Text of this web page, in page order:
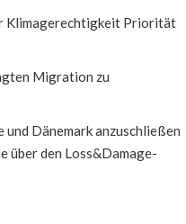
Klimagerechtigkeit Priorität
Migration zu
Dänemark anzuschließen
über den Loss&Damage-